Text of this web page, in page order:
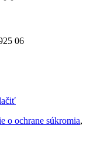
06
o ochrane súkromia,